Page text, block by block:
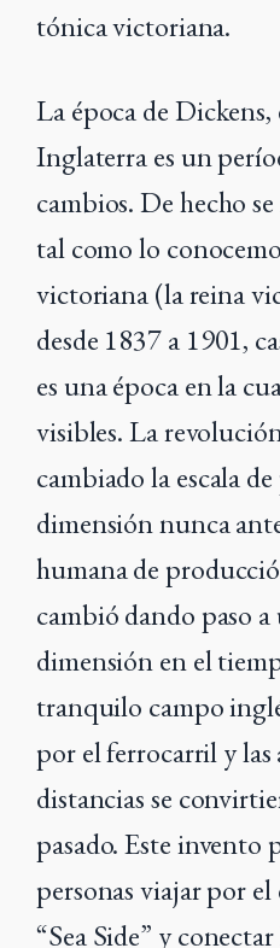
tónica victoriana.
La época de
Inglaterra es un
cambios. De hecho
tal como lo
victoriana (la reina
desde 1837 a 1901,
es una época en la
visibles. La
cambiado la escala
dimensión nunca
humana de
cambió dando paso
dimensión en el
tranquilo campo
por el ferrocarril y las
distancias se
pasado. Este invento
personas viajar por el
“Sea Side” y